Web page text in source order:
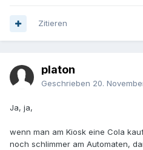
Zitieren
platon
Geschrieben 20.
Ja, ja,
wenn man am Kiosk eine Cola
noch schlimmer am Automaten,